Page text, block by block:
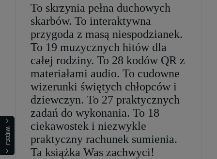
29,99 zł
Cena regularna: 39,99 zł
Najniższa cena: 29,99 zł
szt.
DO KOSZYKA
WIĘCEJ
To skrzynia pełna duchowych
skarbów. To interaktywna
przygoda z masą niespodzianek.
To 19 muzycznych hitów dla
całej rodziny. To 28 kodów QR z
materiałami audio. To cudowne
wizerunki świętych chłopców i
dziewczyn. To 27 praktycznych
zadań do wykonania. To 18
ciekawostek i niezwykle
praktyczny rachunek sumienia.
Ta książka Was zachwyci!